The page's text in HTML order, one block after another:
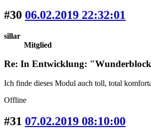
#30 06.02.2019 22:32:01
sillar
Mitglied
Re: In Entwicklung:
Ich finde dieses Modul auch toll, total
Offline
#31 07.02.2019 08:10:00